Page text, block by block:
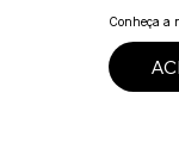
Conheça a